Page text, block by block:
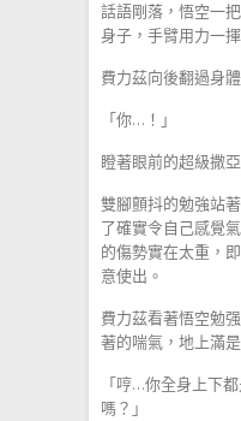
話語剛落，悟空一
身子，手臂用力一
費力茲向後翻過身
「你…！」
瞪著眼前的超級撒
雙腳顫抖的勉強站
了確實令自己感覺
的傷勢實在太重，
意使出。
費力茲看著悟空勉
著的喘氣，地上滿
「哼…你全身上下
嗎？」